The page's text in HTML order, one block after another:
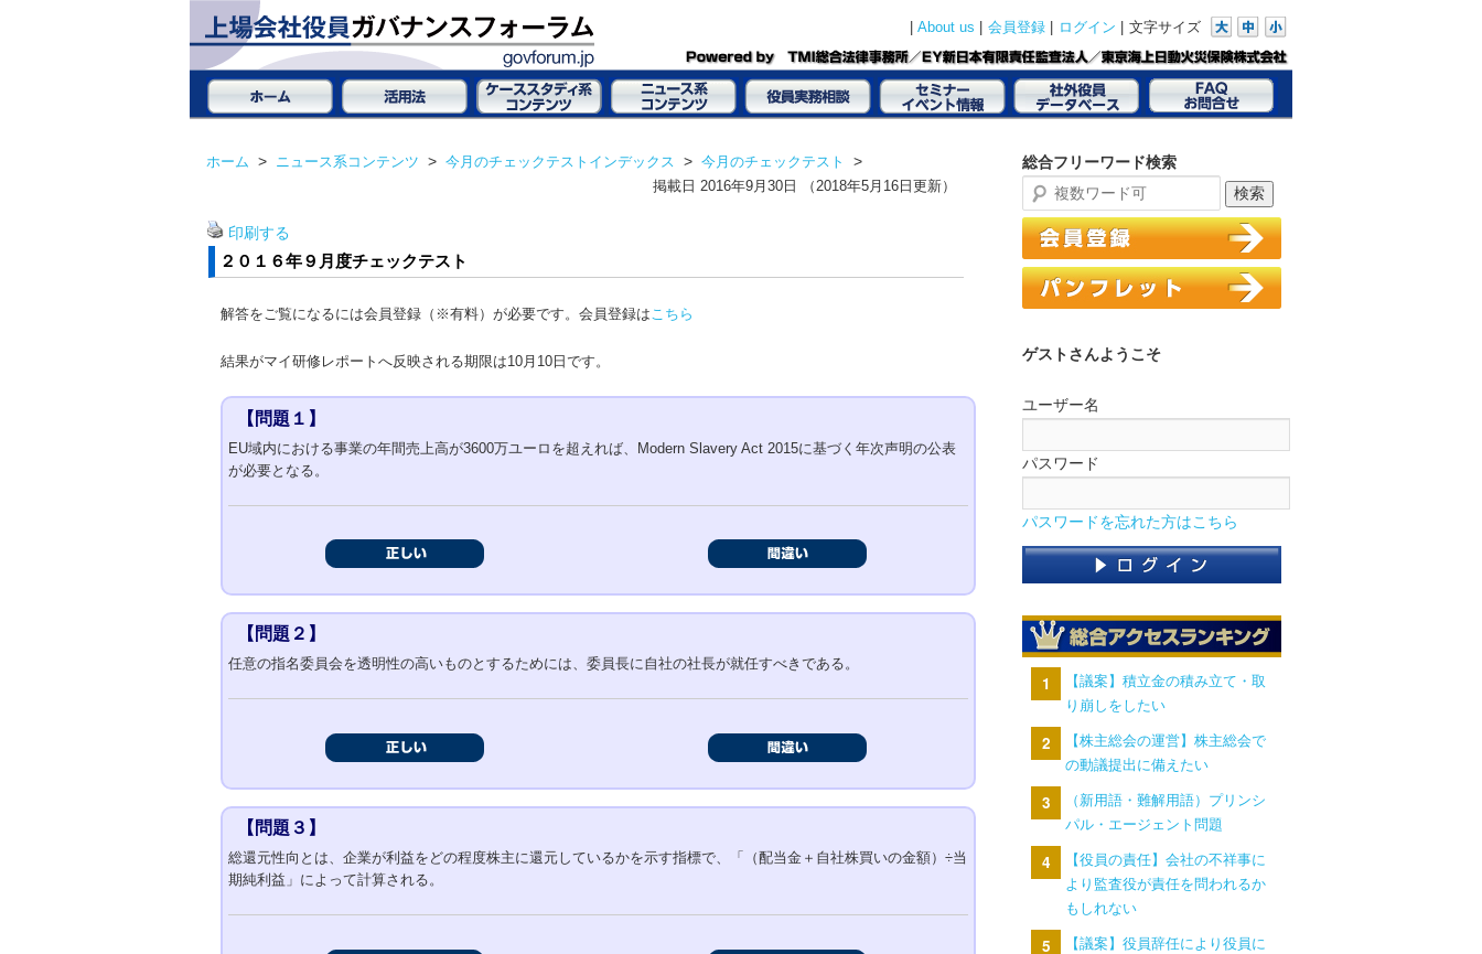
About us 会員登録 ログイン 文字サイズ
ホーム > ニュース系コンテンツ > 今月のチェックテストインデックス > 今月のチェックテスト
>
掲載日 2016年9月30日 （2018年5月16日更新）
印刷する
２０１６年９月度チェックテスト
解答をご覧になるには会員登録（※有料）が必要です。会員登録はこちら
結果がマイ研修レポートへ反映される期限は10月10日です。
【問題１】
EU域内における事業の年間売上高が3600万ユーロを超えれば、Modern Slavery Act 2015に基づく年次声明の公表
が必要となる。
【問題２】
任意の指名委員会を透明性の高いものとするためには、委員長に自社の社長が就任すべきである。
【問題３】
総還元性向とは、企業が利益をどの程度株主に還元しているかを示す指標で、「（配当金＋自社株買いの金額）÷当
期純利益」によって計算される。
総合フリーワード検索
ゲストさんようこそ
ユーザー名
パスワード
パスワードを忘れた方はこちら
【議案】積立金の積み立て・取
り崩しをしたい
【株主総会の運営】株主総会で
の動議提出に備えたい
（新用語・難解用語）プリンシ
パル・エージェント問題
【役員の責任】会社の不祥事に
より監査役が責任を問われるか
もしれない
【議案】役員辞任により役員に